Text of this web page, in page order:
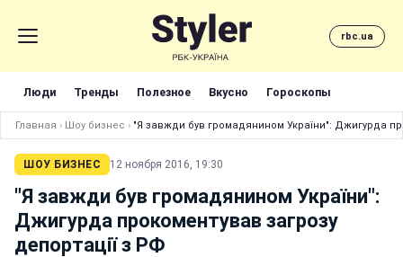
rbc.ua
Люди Тренды Полезное Вкусно Гороскопы
Главная › Шоу бизнес › "Я завжди був громадянином України": Джигурда
ШОУ БИЗНЕС 12 ноября 2016, 19:30
"Я завжди був громадянином України":
Джигурда прокоментував загрозу
депортації з РФ